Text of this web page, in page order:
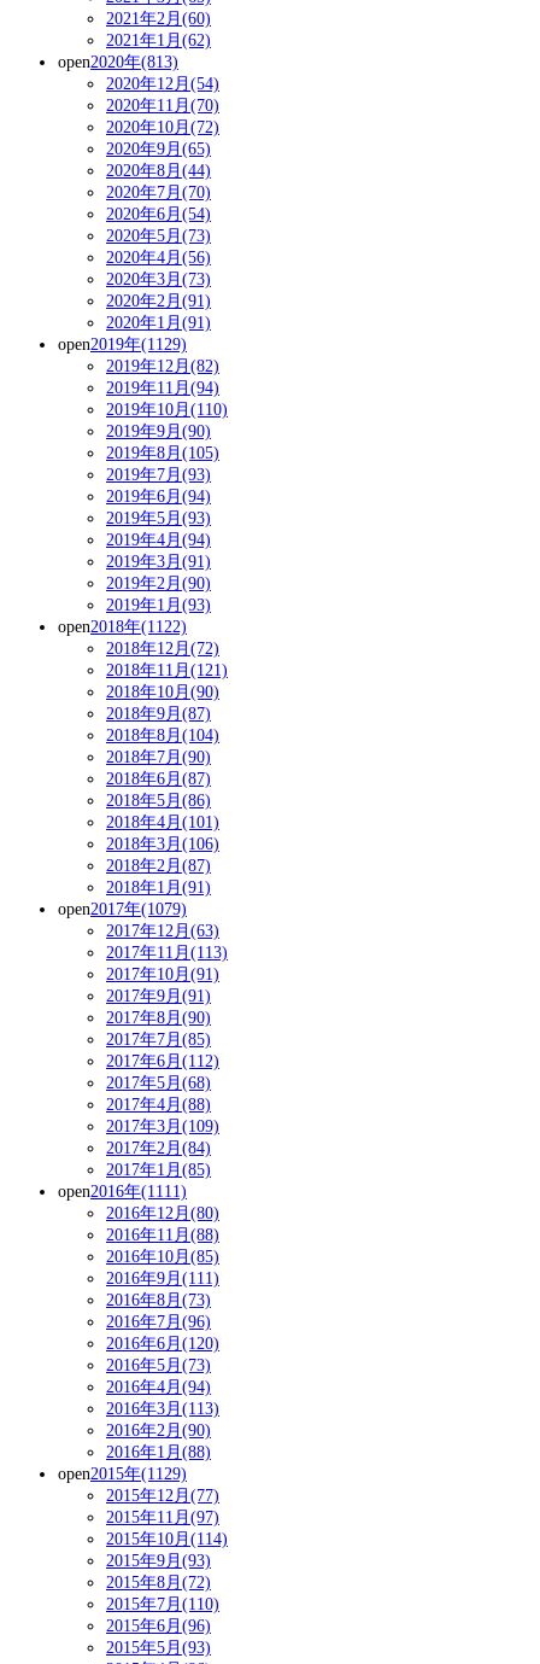
2021年2月(60)
2021年1月(62)
open2020年(813)
2020年12月(54)
2020年11月(70)
2020年10月(72)
2020年9月(65)
2020年8月(44)
2020年7月(70)
2020年6月(54)
2020年5月(73)
2020年4月(56)
2020年3月(73)
2020年2月(91)
2020年1月(91)
open2019年(1129)
2019年12月(82)
2019年11月(94)
2019年10月(110)
2019年9月(90)
2019年8月(105)
2019年7月(93)
2019年6月(94)
2019年5月(93)
2019年4月(94)
2019年3月(91)
2019年2月(90)
2019年1月(93)
open2018年(1122)
2018年12月(72)
2018年11月(121)
2018年10月(90)
2018年9月(87)
2018年8月(104)
2018年7月(90)
2018年6月(87)
2018年5月(86)
2018年4月(101)
2018年3月(106)
2018年2月(87)
2018年1月(91)
open2017年(1079)
2017年12月(63)
2017年11月(113)
2017年10月(91)
2017年9月(91)
2017年8月(90)
2017年7月(85)
2017年6月(112)
2017年5月(68)
2017年4月(88)
2017年3月(109)
2017年2月(84)
2017年1月(85)
open2016年(1111)
2016年12月(80)
2016年11月(88)
2016年10月(85)
2016年9月(111)
2016年8月(73)
2016年7月(96)
2016年6月(120)
2016年5月(73)
2016年4月(94)
2016年3月(113)
2016年2月(90)
2016年1月(88)
open2015年(1129)
2015年12月(77)
2015年11月(97)
2015年10月(114)
2015年9月(93)
2015年8月(72)
2015年7月(110)
2015年6月(96)
2015年5月(93)